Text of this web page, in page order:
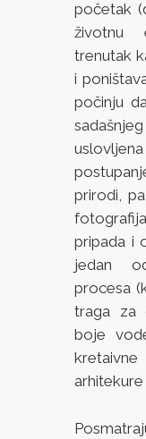
početak
životnu
trenutak
i
počinju
prirodi,
pripada i
jedan
procesa
traga za
boje
arhitekure